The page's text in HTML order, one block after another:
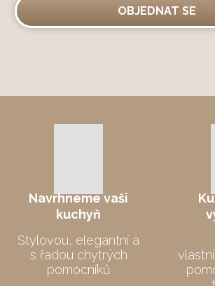
OBJEDNAT SE
Navrhnemevaši
kuchyň
Stylovou, elegantní a
s řadou chytrých
pomocníků